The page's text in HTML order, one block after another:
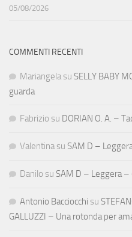
05/08/2026
COMMENTI RECENTI
Mariangela su SELLY BABY
guarda
Fabrizio su DORIAN O. A. –
Valentina su SAM D –
Danilo su SAM D – Leggera –
Antonio Bacciocchi su
GALLUZZI – Una rotonda per